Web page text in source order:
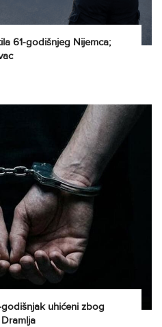
61-godišnjeg Nijemca;
uhićeni zbog